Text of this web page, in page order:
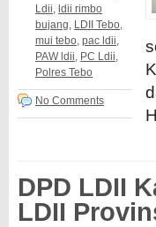
Ldii ldii rimbo
bujang LDII Tebo
mui tebo pac ldii
PAW ldii PC Ldii
Polres Tebo
No Comments
DPD LDII
LDII